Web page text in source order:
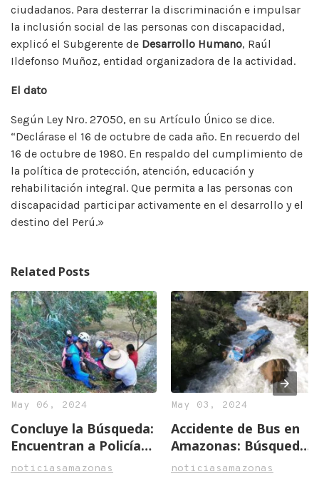
ciudadanos. Para desterrar la discriminación e impulsar
la inclusión social de las personas con discapacidad,
explicó el Subgerente de Desarrollo Humano, Raúl
Ildefonso Muñoz, entidad organizadora de la actividad.
El dato
Según Ley Nro. 27050, en su Artículo Único se dice.
“Declárase el 16 de octubre de cada año. En recuerdo del
16 de octubre de 1980. En respaldo del cumplimiento de
la política de protección, atención, educación y
rehabilitación integral. Que permita a las personas con
discapacidad participar activamente en el desarrollo y el
destino del Perú.»
Related Posts
May 06, 2024
Concluye la Búsqueda:
Encuentran a Policía
Héroe Tras Trágico
noticiasamazonas
May 03, 2024
Accidente de Bus en
Amazonas: Búsqueda
Activa de Oficial
noticiasamazonas